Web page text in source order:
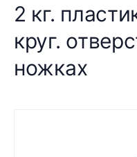
2 кг.
круг.
ножках